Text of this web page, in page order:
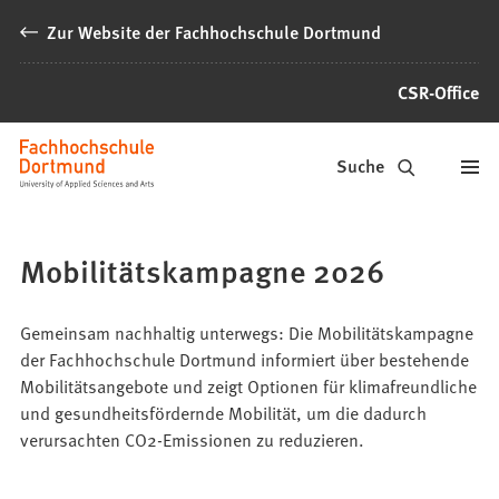
Inhalt anspringen
Zur Website der Fachhochschule Dortmund
CSR-Office
Microsite
Suche
Mobilitätskampagne 2026
Gemeinsam nachhaltig unterwegs: Die Mobilitätskampagne
der Fachhochschule Dortmund informiert über bestehende
Mobilitätsangebote und zeigt Optionen für klimafreundliche
und gesundheitsfördernde Mobilität, um die dadurch
verursachten CO2-Emissionen zu reduzieren.